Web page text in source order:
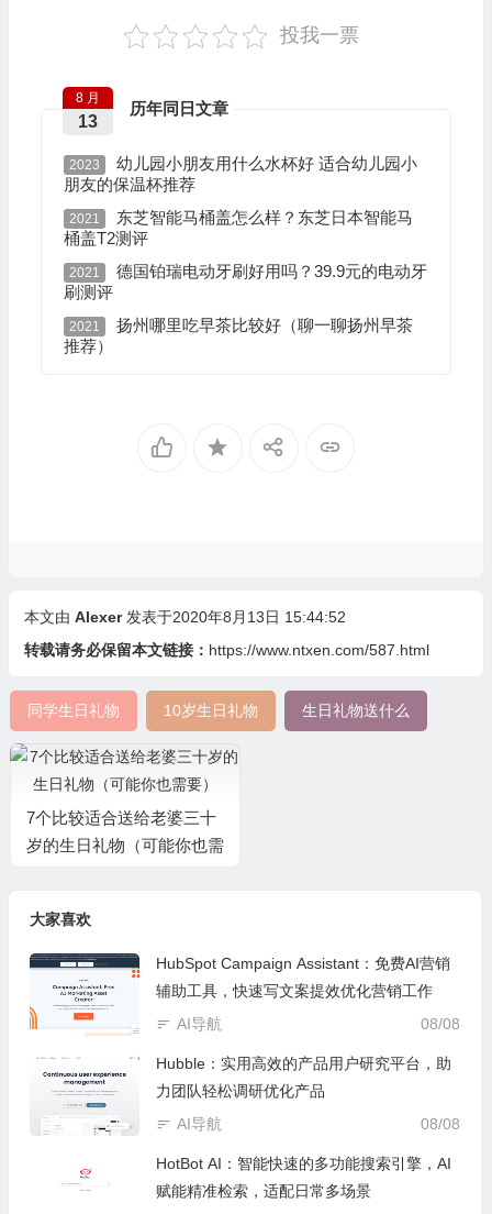
投我一票
历年同日文章
8 月
13
2023
幼儿园小朋友用什么水杯好 适合幼儿园小
朋友的保温杯推荐
2021
东芝智能马桶盖怎么样？东芝日本智能马
桶盖T2测评
2021
德国铂瑞电动牙刷好用吗？39.9元的电动牙
刷测评
2021
扬州哪里吃早茶比较好（聊一聊扬州早茶
推荐）
本文由 Alexer 发表于2020年8月13日 15:44:52
转载请务必保留本文链接： https://www.ntxen.com/587.html
同学生日礼物 10岁生日礼物 生日礼物送什么
7个比较适合送给老婆三十
岁的生日礼物（可能你也需
大家喜欢
HubSpot Campaign Assistant：免费AI营销
辅助工具，快速写文案提效优化营销工作
08/08
AI导航
Hubble：实用高效的产品用户研究平台，助
力团队轻松调研优化产品
08/08
AI导航
HotBot AI：智能快速的多功能搜索引擎，AI
赋能精准检索，适配日常多场景